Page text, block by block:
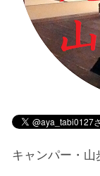
キャンパー・山